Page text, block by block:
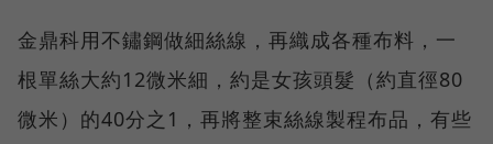
金鼎科用不鏽鋼做細絲線，再織成各種布料，一
根單絲大約12微米細，約是女孩頭髮（約直徑80
微米）的40分之1，再將整束絲線製程布品，有些